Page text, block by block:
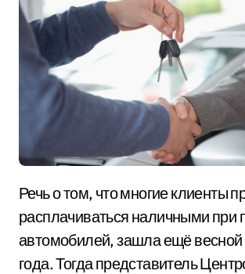
Речь о том, что многие клиенты предпочитают
расплачиваться наличными при
автомобилей, зашла ещё
года. Тогда представитель